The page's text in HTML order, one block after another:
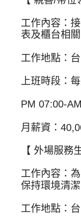
工作內容：
表及櫃台相關
工作地點：台
上班時段：
PM 07:00-
月薪資：
【 外場服務
工作內容：
保持環境清潔
工作地點：台